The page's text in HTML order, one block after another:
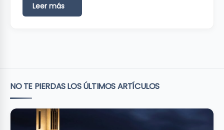
Leer más
NO TE PIERDAS LOS ÚLTIMOS ARTÍCULOS